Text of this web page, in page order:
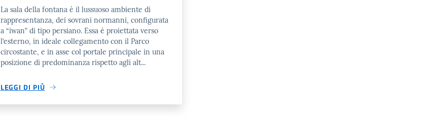
La sala della fontana è il lussuoso ambiente di
rappresentanza, dei sovrani normanni, configurata
a “iwan” di tipo persiano. Essa è proiettata verso
l’esterno, in ideale collegamento con il Parco
circostante, e in asse col portale principale in una
posizione di predominanza rispetto agli alt...
LEGGI DI PIÙ